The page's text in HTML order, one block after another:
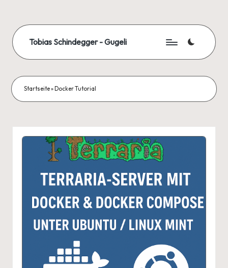
content
Tobias Schindegger - Gugeli
Startseite» Docker Tutorial